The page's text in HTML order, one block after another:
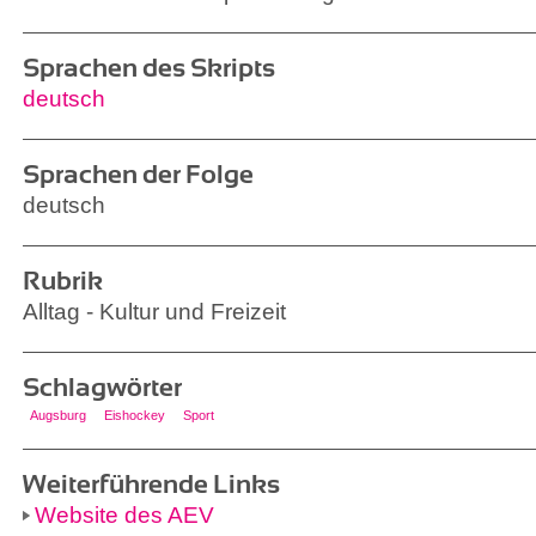
Sprachen des Skripts
deutsch
Sprachen der Folge
deutsch
Rubrik
Alltag - Kultur und Freizeit
Schlagwörter
Augsburg Eishockey Sport
Weiterführende Links
Website des AEV